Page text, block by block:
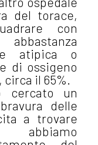
del torace,
con
atipica o
di ossigeno
il 65%.
cercato un
delle
a trovare